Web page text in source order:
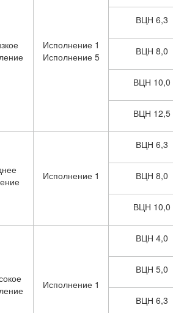
Исполнение 1
Исполнение 5
ВЦН 6,3
ВЦН 8,0
ВЦН 10,0
ВЦН 12,5
Исполнение 1
ВЦН 6,3
ВЦН 8,0
ВЦН 10,0
Исполнение 1
ВЦН 4,0
ВЦН 5,0
ВЦН 6,3